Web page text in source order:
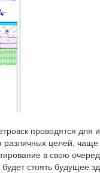
проводятся для
целей,
в свою
стоять будущее